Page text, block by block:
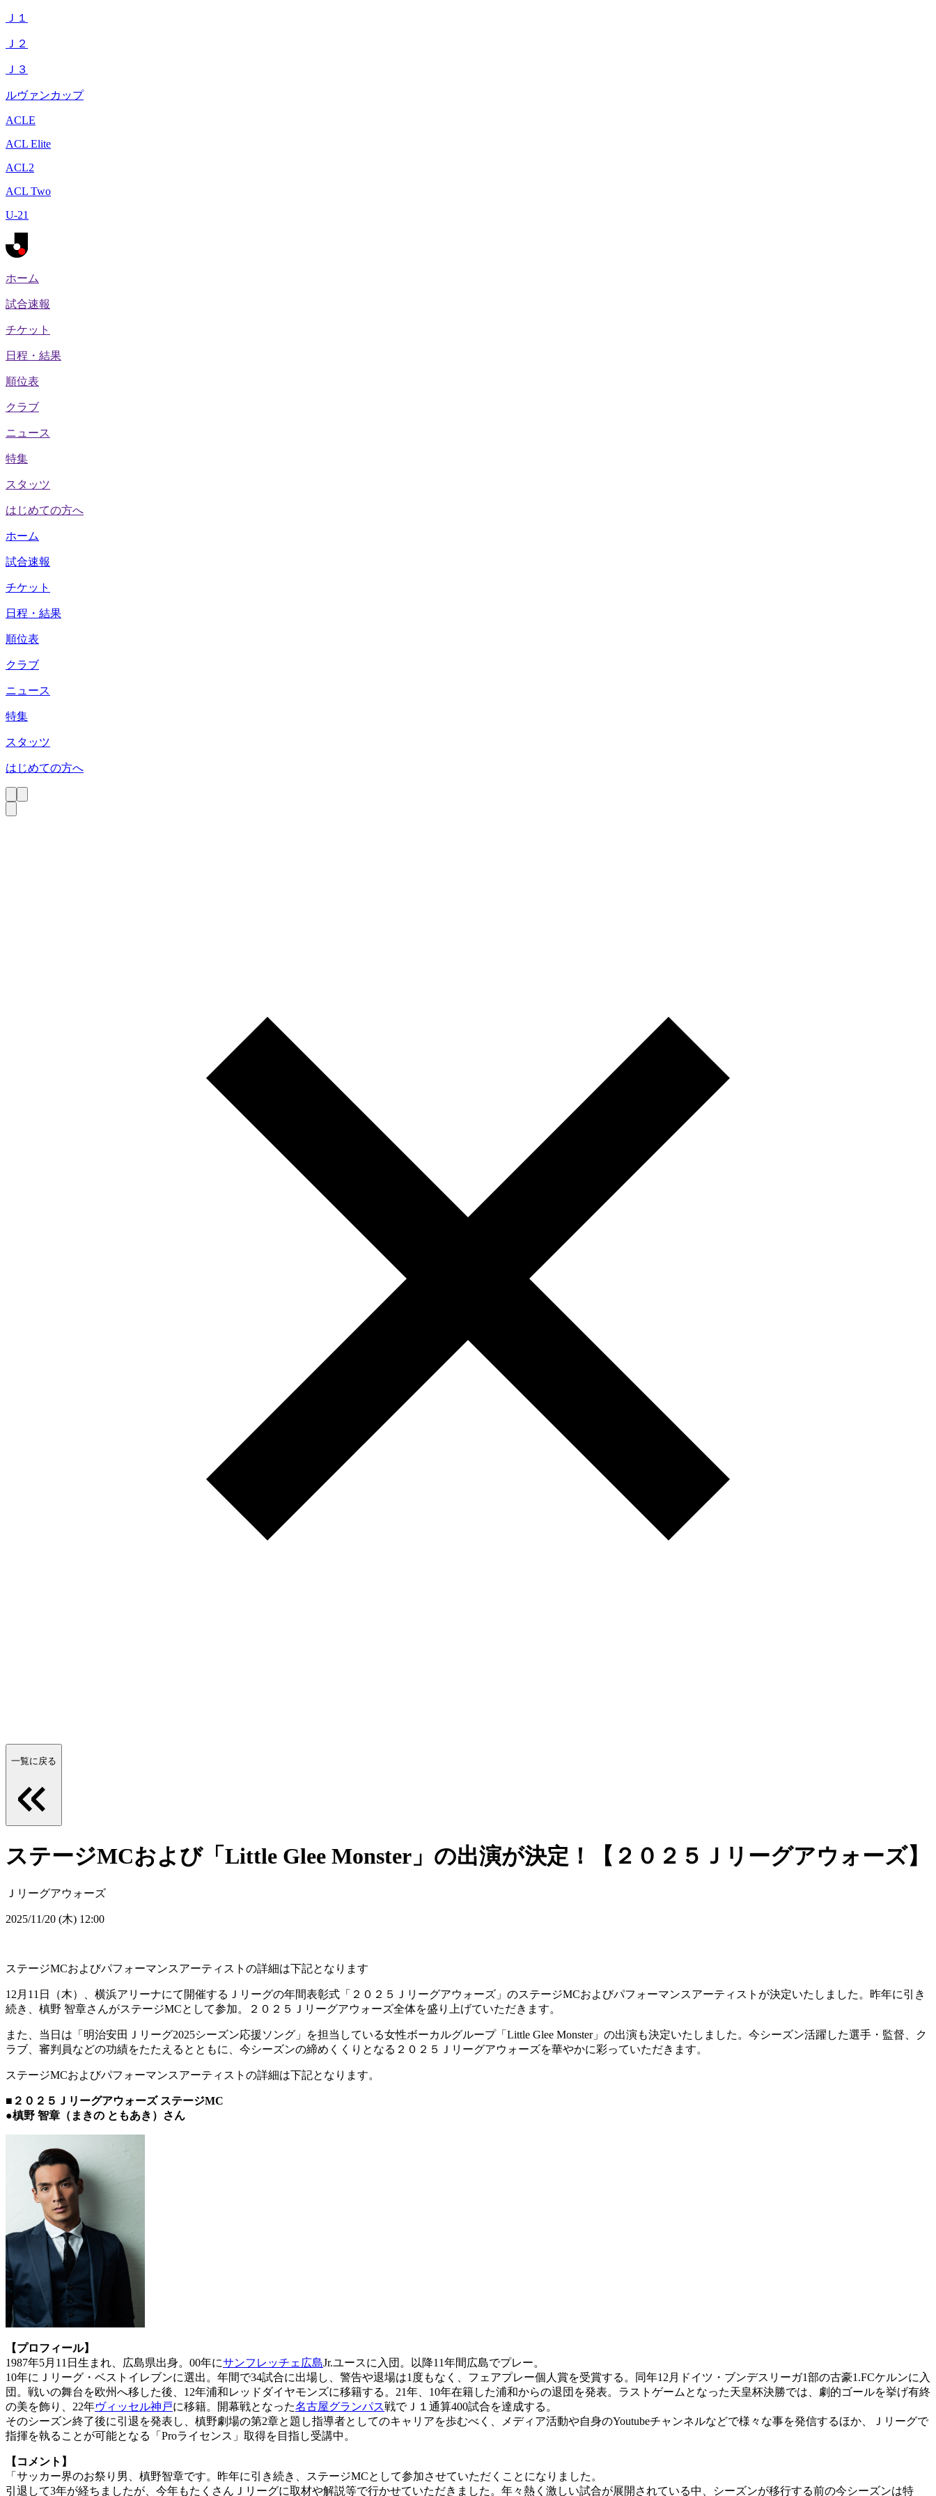
Ｊ１
Ｊ２
Ｊ３
ルヴァンカップ
ACLE
ACL Elite
ACL2
ACL Two
U-21
ホーム
試合速報
チケット
日程・結果
順位表
クラブ
ニュース
特集
スタッツ
はじめての方へ
ホーム
試合速報
チケット
日程・結果
順位表
クラブ
ニュース
特集
スタッツ
はじめての方へ
一覧に戻る
ステージMCおよび「Little Glee Monster」の出演が決定！【２０２５Ｊリーグアウォーズ】
Ｊリーグアウォーズ
2025/11/20 (木) 12:00
ステージMCおよびパフォーマンスアーティストの詳細は下記となります
12月11日（木）、横浜アリーナにて開催するＪリーグの年間表彰式「２０２５Ｊリーグアウォーズ」のステージMCおよびパフォーマンスアーティストが決定いたしました。昨年に引き
続き、槙野 智章さんがステージMCとして参加。２０２５Ｊリーグアウォーズ全体を盛り上げていただきます。
また、当日は「明治安田Ｊリーグ2025シーズン応援ソング」を担当している女性ボーカルグループ「Little Glee Monster」の出演も決定いたしました。今シーズン活躍した選手・監督、ク
ラブ、審判員などの功績をたたえるとともに、今シーズンの締めくくりとなる２０２５Ｊリーグアウォーズを華やかに彩っていただきます。
ステージMCおよびパフォーマンスアーティストの詳細は下記となります。
■２０２５Ｊリーグアウォーズ ステージMC
●槙野 智章（まきの ともあき）さん
【プロフィール】
1987年5月11日生まれ、広島県出身。00年にサンフレッチェ広島Jr.ユースに入団。以降11年間広島でプレー。
10年にＪリーグ・ベストイレブンに選出。年間で34試合に出場し、警告や退場は1度もなく、フェアプレー個人賞を受賞する。同年12月ドイツ・ブンデスリーガ1部の古豪1.FCケルンに入
団。戦いの舞台を欧州へ移した後、12年浦和レッドダイヤモンズに移籍する。21年、10年在籍した浦和からの退団を発表。ラストゲームとなった天皇杯決勝では、劇的ゴールを挙げ有終
の美を飾り、22年ヴィッセル神戸に移籍。開幕戦となった名古屋グランパス戦でＪ１通算400試合を達成する。
そのシーズン終了後に引退を発表し、槙野劇場の第2章と題し指導者としてのキャリアを歩むべく、メディア活動や自身のYoutubeチャンネルなどで様々な事を発信するほか、Ｊリーグで
指揮を執ることが可能となる「Proライセンス」取得を目指し受講中。
【コメント】
「サッカー界のお祭り男、槙野智章です。昨年に引き続き、ステージMCとして参加させていただくことになりました。
引退して3年が経ちましたが、今年もたくさんＪリーグに取材や解説等で行かせていただきました。年々熱く激しい試合が展開されている中、シーズンが移行する前の今シーズンは特